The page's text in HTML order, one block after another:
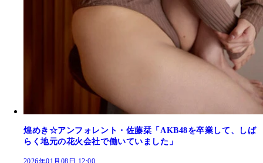
煌めき☆アンフォレント・佐藤栞「AKB48を卒業して、しば
らく地元の花火会社で働いていました」
2026年01月08日 12:00